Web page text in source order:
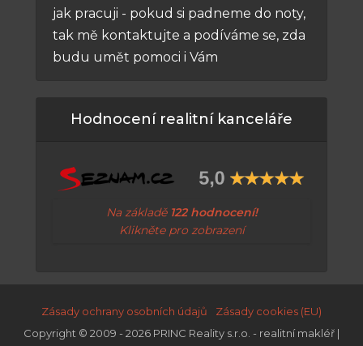
jak pracuji - pokud si padneme do noty,
tak mě kontaktujte a podíváme se, zda
budu umět pomoci i Vám
Hodnocení realitní kanceláře
Na základě 122 hodnocení!
Klikněte pro zobrazení
Zásady ochrany osobních údajů
Zásady cookies (EU)
Copyright © 2009 - 2026 PRINC Reality s.r.o. - realitní makléř |